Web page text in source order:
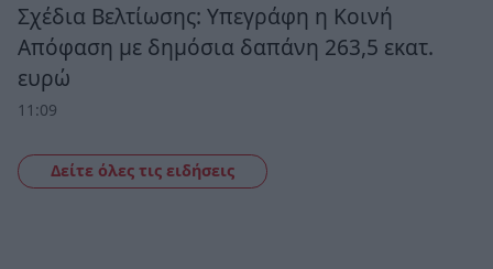
Σχέδια Βελτίωσης: Υπεγράφη η Κοινή
Απόφαση με δημόσια δαπάνη 263,5 εκατ.
ευρώ
11:09
Δείτε όλες τις ειδήσεις